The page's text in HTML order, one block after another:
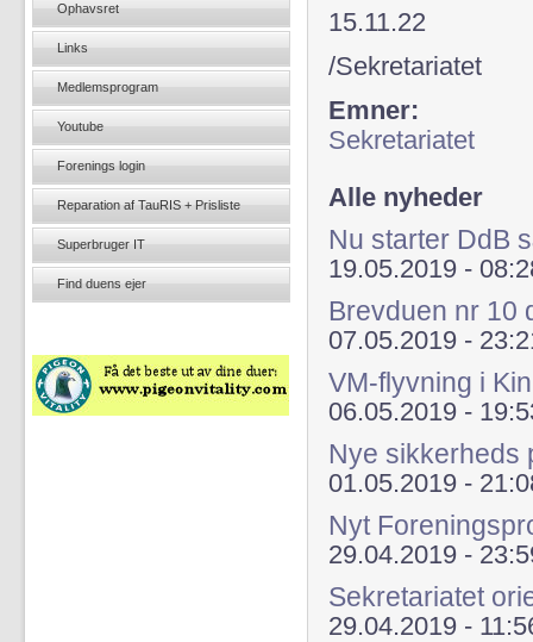
15.11.22
/Sekretariatet
Emner:
Sekretariatet
Alle nyheder
Nu starter DdB
19.05.2019 -
Brevduen nr 10
07.05.2019 -
VM-flyvning i
06.05.2019 -
Nye sikkerheds
01.05.2019 -
Nyt
29.04.2019 -
Sekretariatet
29.04.2019 -
Ophavsret
Links
Medlemsprogram
Youtube
Forenings login
Reparation af TauRIS + Prisliste
Superbruger IT
Find duens ejer